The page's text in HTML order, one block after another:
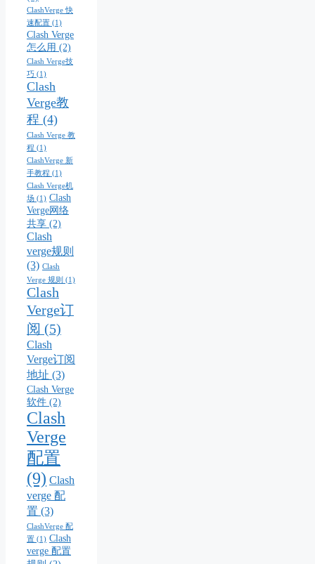
ClashVerge 快
速配置 (1)
Clash Verge
怎么用 (2)
Clash Verge技
巧 (1)
Clash
Verge教
程 (4)
Clash Verge 教
程 (1)
ClashVerge 新
手教程 (1)
Clash Verge机
场 (1) Clash
Verge网络
共享 (2)
Clash
verge规则
(3) Clash
Verge 规则 (1)
Clash
Verge订
阅 (5)
Clash
Verge订阅
地址 (3)
Clash Verge
软件 (2)
Clash
Verge
配置
(9) Clash
verge 配
置 (3)
ClashVerge 配
置 (1) Clash
verge 配置